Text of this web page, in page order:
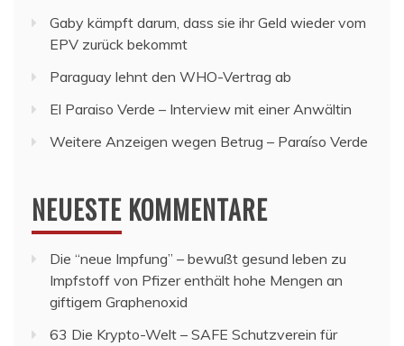
Gaby kämpft darum, dass sie ihr Geld wieder vom
EPV zurück bekommt
Paraguay lehnt den WHO-Vertrag ab
El Paraiso Verde – Interview mit einer Anwältin
Weitere Anzeigen wegen Betrug – Paraíso Verde
NEUESTE KOMMENTARE
Die “neue Impfung” – bewußt gesund leben zu
Impfstoff von Pfizer enthält hohe Mengen an
giftigem Graphenoxid
63 Die Krypto-Welt – SAFE Schutzverein für